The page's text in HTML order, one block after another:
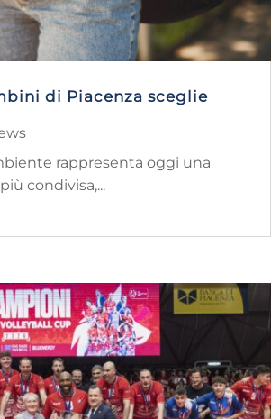
di Piacenza sceglie
rappresenta oggi una
condivisa,...